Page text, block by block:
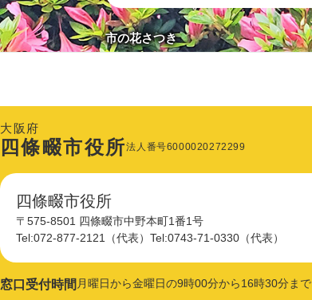
イベント・施設予約
妊娠・出産
市の花さつき
大阪府
四條畷市役所法人番号6000020272299
四條畷市役所
〒575-8501 四條畷市中野本町1番1号
Tel:072-877-2121（代表） Tel:0743-71-0330（代表）
窓口受付時間 月曜日から金曜日の9時00分から16時30分まで